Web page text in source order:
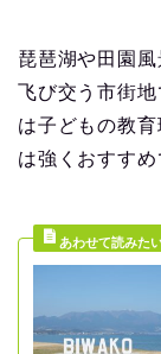
琵琶湖や田園
飞び交う市街
は子どもの教
は強くおすすめ